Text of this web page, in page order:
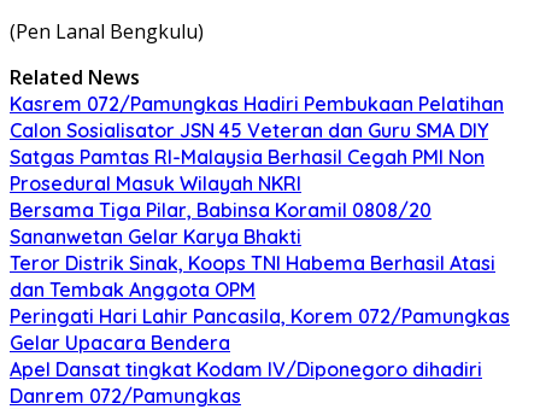
(Pen Lanal Bengkulu)
Related News
Kasrem 072/Pamungkas Hadiri Pembukaan Pelatihan
Calon Sosialisator JSN 45 Veteran dan Guru SMA DIY
Satgas Pamtas RI-Malaysia Berhasil Cegah PMI Non
Prosedural Masuk Wilayah NKRI
Bersama Tiga Pilar, Babinsa Koramil 0808/20
Sananwetan Gelar Karya Bhakti
Teror Distrik Sinak, Koops TNI Habema Berhasil Atasi
dan Tembak Anggota OPM
Peringati Hari Lahir Pancasila, Korem 072/Pamungkas
Gelar Upacara Bendera
Apel Dansat tingkat Kodam lV/Diponegoro dihadiri
Danrem 072/Pamungkas